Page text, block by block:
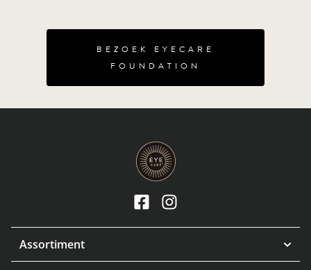
BEZOEK EYECARE
FOUNDATION
Assortiment